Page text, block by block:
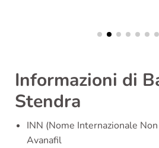
Informazioni di
Stendra
INN (Nome Internazionale
Avanafil